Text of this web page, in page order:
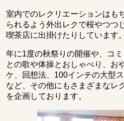
室内でのレクリエーションはも
られるよう外出レクで桜やつつ
喫茶店に出掛けたりしています。
年に1度の秋祭りの開催や、コ
との歌や体操とおしゃべり、お
ケ、回想法、100インチの大型
など、その他にもさまざまなレ
を企画しております。